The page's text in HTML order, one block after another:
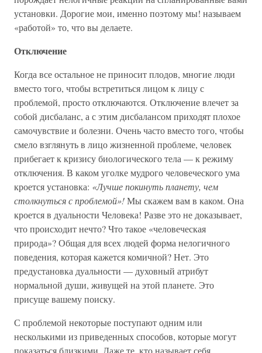
установки. Дорогие мои, именно поэтому мы! называем
«работой» то, что вы делаете.
Отключение
Когда все остальное не приносит плодов, многие люди
вместо того, чтобы встретиться лицом к лицу с
проблемой, просто отключаются. Отключение влечет за
собой дисбаланс, а с этим дисбалансом приходят плохое
самочувствие и болезни. Очень часто вместо того, чтобы
смело взглянуть в лицо жизненной проблеме, человек
прибегает к кризису биологического тела — к режиму
отключения. В каком уголке мудрого человеческого ума
кроется установка: «Лучше покинуть планету, чем
столкнуться с проблемой»!Мы скажем вам в каком. Она
кроется в дуальности Человека! Разве это не доказывает,
что происходит нечто? Что такое «человеческая
природа»? Общая для всех людей форма нелогичного
поведения, которая кажется комичной? Нет. Это
предустановка дуальности — духовный атрибут
нормальной души, живущей на этой планете. Это
присуще вашему поиску.
С проблемой некоторые поступают одним или
несколькими из приведенных способов, которые могут
показаться близкими. Даже те, кто называет себя